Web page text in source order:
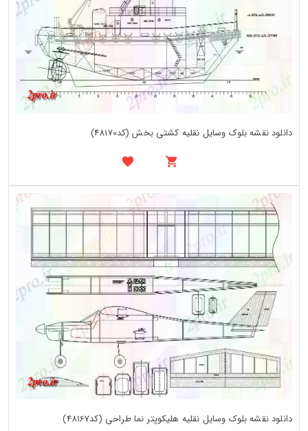
دانلود نقشه بلوک وسایل نقلیه کشتی بخش (کد48170)
دانلود نقشه بلوک وسایل نقلیه هلیکوپتر نما طراحی (کد48167)